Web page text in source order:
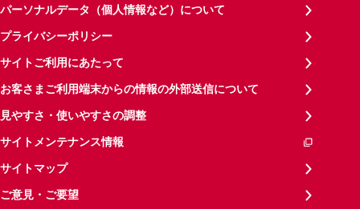
パーソナルデータ（個人情報など）について
プライバシーポリシー
サイトご利用にあたって
お客さまご利用端末からの情報の外部送信について
見やすさ・使いやすさの調整
サイトメンテナンス情報
サイトマップ
ご意見・ご要望